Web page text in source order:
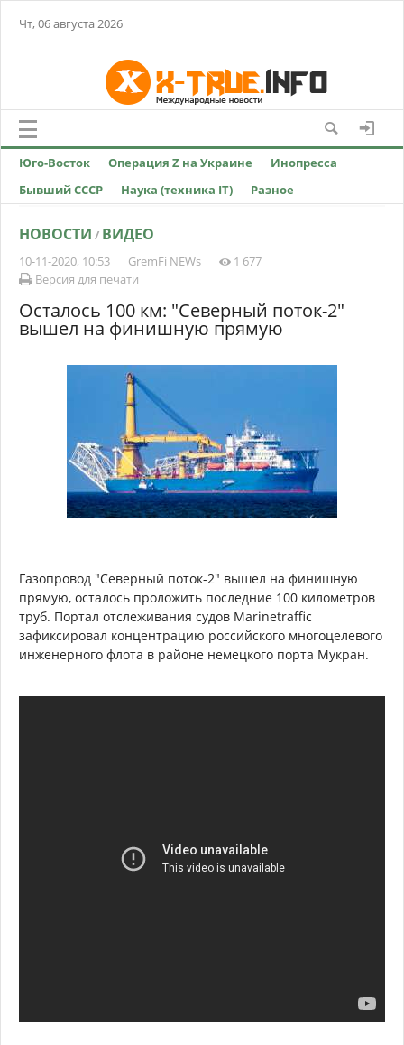
Чт, 06 августа 2026
Юго-Восток Операция Z на Украине
Инопресса
Бывший СССР
Наука (техника IT) Разное
НОВОСТИ / ВИДЕО
10-11-2020, 10:53 GremFi NEWs
1 677
Версия для печати
Осталось 100 км: "Северный поток-2"
вышел на финишную прямую
Газопровод "Северный поток-2" вышел на финишную
прямую, осталось проложить последние 100 километров
труб. Портал отслеживания судов Marinetraffic
зафиксировал концентрацию российского многоцелевого
инженерного флота в районе немецкого порта Мукран.